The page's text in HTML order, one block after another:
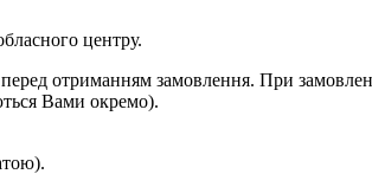
центру.
отриманням замовлення. При
Вами окремо).